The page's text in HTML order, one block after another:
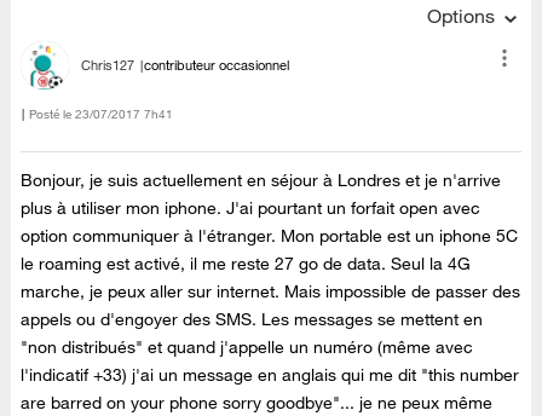
Options
Chris127 contributeur occasionnel
Posté le ‎23/07/2017 7h41
Bonjour, je suis actuellement en séjour à Londres et je n'arrive
plus à utiliser mon iphone. J'ai pourtant un forfait open avec
option communiquer à l'étranger. Mon portable est un iphone 5C
le roaming est activé, il me reste 27 go de data. Seul la 4G
marche, je peux aller sur internet. Mais impossible de passer des
appels ou d'engoyer des SMS. Les messages se mettent en
"non distribués" et quand j'appelle un numéro (même avec
l'indicatif +33) j'ai un message en anglais qui me dit "this number
are barred on your phone sorry goodbye"... je ne peux même